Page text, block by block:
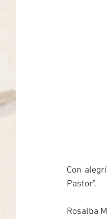
Con
Pastor".
Rosalba